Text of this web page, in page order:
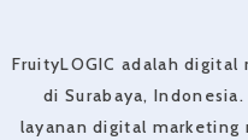
FruityLOGIC adalah
di Surabaya,
layanan digital marketing